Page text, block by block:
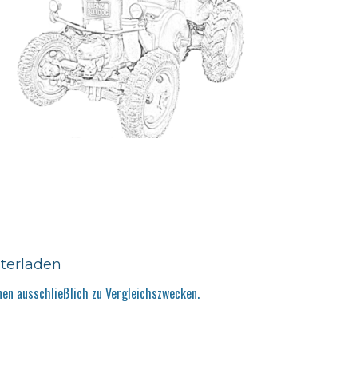
ausschließlich zu Vergleichszwecken.